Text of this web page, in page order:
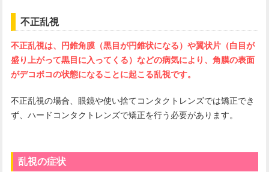
不正乱視
不正乱視は、円錐角膜（黒目が円錐状になる）や翼状片（白目が
盛り上がって黒目に入ってくる）などの病気により、角膜の表面
がデコボコの状態になることに起こる乱視です。
不正乱視の場合、眼鏡や使い捨てコンタクトレンズでは矯正でき
ず、ハードコンタクトレンズで矯正を行う必要があります。
乱視の症状